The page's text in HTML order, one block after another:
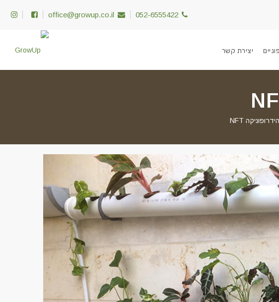
office@growup.co.il 052-6555422
יצירת קשר
הידרופוניקה NFT